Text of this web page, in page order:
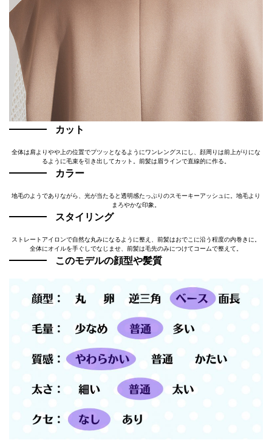
カット
全体は肩よりやや上の位置でプツッとなるようにワンレングスにし、顔周りは前上がりにな
るように毛束を引き出してカット。前髪は眉ラインで直線的に作る。
カラー
地毛のようでありながら、光が当たると透明感たっぷりのスモーキーアッシュに。地毛より
まろやかな印象。
スタイリング
ストレートアイロンで自然な丸みになるように整え、前髪はおでこに沿う程度の内巻きに。
全体にオイルを手ぐしでなじませ、前髪は毛先のみにつけてコームで整えて。
このモデルの顔型や髪質